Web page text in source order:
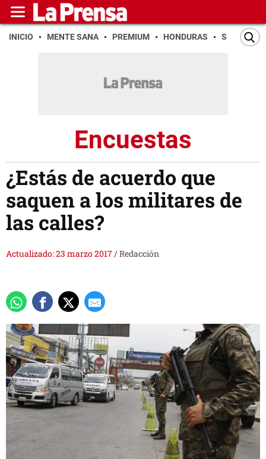
INICIO MENTE SANA PREMIUM HONDURAS SAN PEDRO
Encuestas
¿Estás de acuerdo que
saquen a los militares de
las calles?
Actualizado: 23 marzo 2017/Redacción